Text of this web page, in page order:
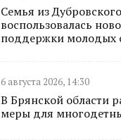
Семья из
воспользовалась
поддержки молодых
6 августа 2026, 14:30
В Брянской области
меры для